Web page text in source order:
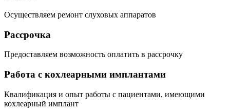
Осуществляем ремонт слуховых аппаратов
Рассрочка
Предоставляем возможность оплатить в рассрочку
Работа с кохлеарными имплантами
Квалификация и опыт работы с пациентами, имеющими
кохлеарный имплант